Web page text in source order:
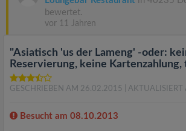
bewertet.
vor 11 Jahren
"Asiatisch 'us der Lameng' -oder:
Reservierung, keine
GESCHRIEBEN AM 26.02.2015 |
Besucht am 08.10.2013